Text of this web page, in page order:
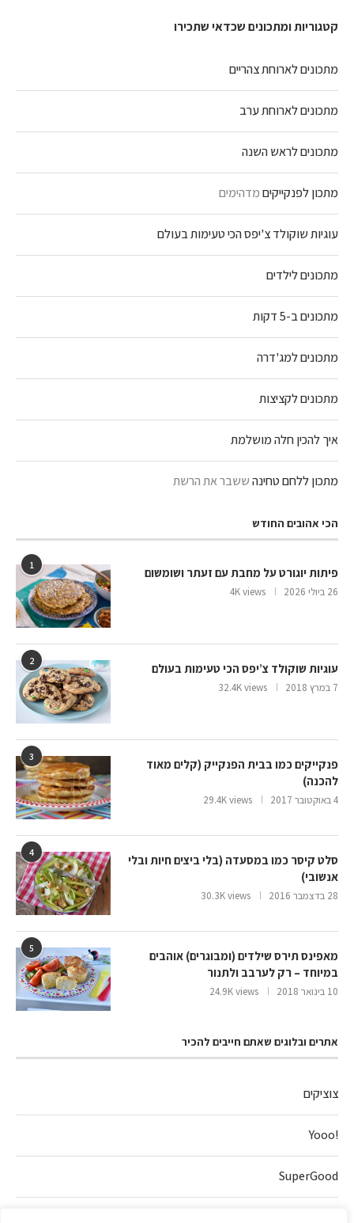
קטגוריות ומתכונים שכדאי שתכירו
מתכונים לארוחת צהריים
מתכונים לארוחת ערב
מתכונים לראש השנה
מתכון לפנקייקיםמדהימים
עוגיות שוקולד צ'יפס הכי טעימות בעולם
מתכונים לילדים
מתכונים ב-5 דקות
מתכונים למג'דרה
מתכונים לקציצות
איך להכין חלה מושלמת
מתכון ללחם טחינהששבר את הרשת
הכי אהובים החודש
1
פיתות יוגורט על מחבת עם זעתר ושומשום
26 ביולי 2026 4K views
2
עוגיות שוקולד צ’יפס הכי טעימות בעולם
7 במרץ 2018 32.4K views
3
פנקייקים כמו בבית הפנקייק (קלים מאוד
להכנה)
4 באוקטובר 2017 29.4K views
4
סלט קיסר כמו במסעדה (בלי ביצים חיות ובלי
אנשובי)
28 בדצמבר 2016 30.3K views
5
מאפינס תירס שילדים (ומבוגרים) אוהבים
במיוחד – רק לערבב ולתנור
10 בינואר 2018 24.9K views
אתרים ובלוגים שאתם חייבים להכיר
צוציקים
!Yooo
SuperGood